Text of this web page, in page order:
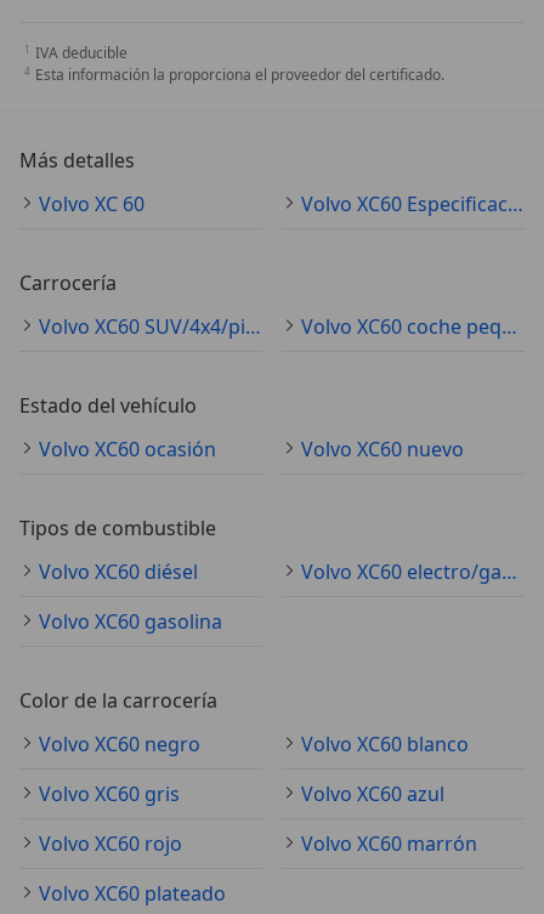
IVA deducible
Esta información la proporciona el proveedor del certificado.
Más detalles
Volvo XC 60
Volvo XC60 Especificaciones técnicas
Carrocería
Volvo XC60 SUV/4x4/pickup
Volvo XC60 coche pequeño
Estado del vehículo
Volvo XC60 ocasión
Volvo XC60 nuevo
Tipos de combustible
Volvo XC60 diésel
Volvo XC60 electro/gasolina
Volvo XC60 gasolina
Color de la carrocería
Volvo XC60 negro
Volvo XC60 blanco
Volvo XC60 gris
Volvo XC60 azul
Volvo XC60 rojo
Volvo XC60 marrón
Volvo XC60 plateado